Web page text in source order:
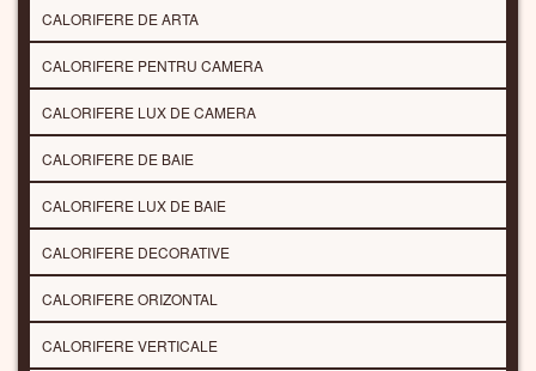
CALORIFERE DE ARTA
CALORIFERE PENTRU CAMERA
CALORIFERE LUX DE CAMERA
CALORIFERE DE BAIE
CALORIFERE LUX DE BAIE
CALORIFERE DECORATIVE
CALORIFERE ORIZONTAL
CALORIFERE VERTICALE